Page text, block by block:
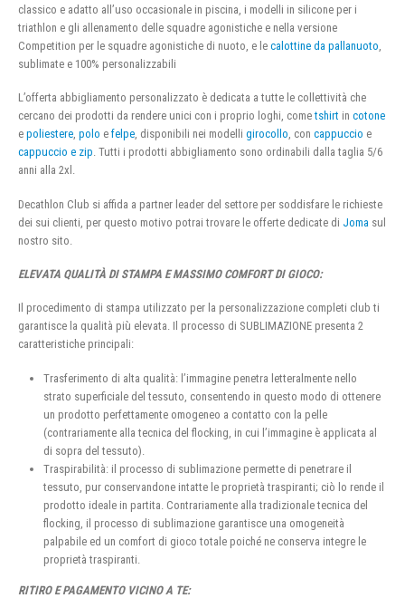
classico e adatto all’uso occasionale in piscina, i modelli in silicone per i
triathlon e gli allenamento delle squadre agonistiche e nella versione
Competition per le squadre agonistiche di nuoto, e le calottine da pallanuoto,
sublimate e 100% personalizzabili
L’offerta abbigliamento personalizzato è dedicata a tutte le collettività che
cercano dei prodotti da rendere unici con i proprio loghi, cometshirt in cotone
e poliestere, polo e felpe, disponibili nei modelli girocollo, con cappuccio e
cappuccio e zip. Tutti i prodotti abbigliamento sono ordinabili dalla taglia 5/6
anni alla 2xl.
Decathlon Club si affida a partner leader del settore per soddisfare le richieste
dei sui clienti, per questo motivo potrai trovare le offerte dedicate di Joma sul
nostro sito.
ELEVATA QUALITÀ DI STAMPA E MASSIMO COMFORT DI GIOCO:
Il procedimento di stampa utilizzato per la personalizzazione completi club ti
garantisce la qualità più elevata. Il processo di SUBLIMAZIONE presenta 2
caratteristiche principali:
Trasferimento di alta qualità: l’immagine penetra letteralmente nello
strato superficiale del tessuto, consentendo in questo modo di ottenere
un prodotto perfettamente omogeneo a contatto con la pelle
(contrariamente alla tecnica del flocking, in cui l’immagine è applicata al
di sopra del tessuto).
Traspirabilità: il processo di sublimazione permette di penetrare il
tessuto, pur conservandone intatte le proprietà traspiranti; ciò lo rende il
prodotto ideale in partita. Contrariamente alla tradizionale tecnica del
flocking, il processo di sublimazione garantisce una omogeneità
palpabile ed un comfort di gioco totale poiché ne conserva integre le
proprietà traspiranti.
RITIRO E PAGAMENTO VICINO A TE: